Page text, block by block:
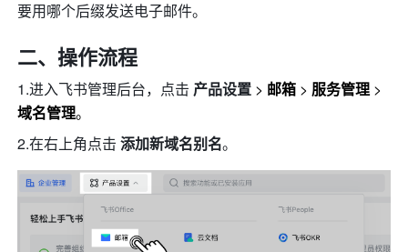
要用哪个后缀发送电子邮件。
二、操作流程
1.进入飞书管理后台，点击 产品设置 > 邮箱 > 服务管理
域名管理。
2.在右上角点击 添加新域名别名。